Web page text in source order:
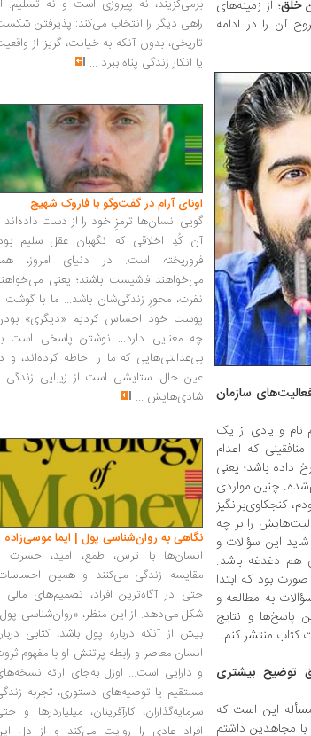
خلق؛ از زمینه‌های
آن را در ادامه
سازمان
نام و یادی از یک
که اعدام
داده باشد؛ یعنی
چنین مواردی
کنجکاوی‌برانگیز
را بر چه
این سؤالات و
هم دغدغه باشد.
بود که ابتدا
به مطالعه و
پاسخ‌ها و نتایج
کتاب منتشر کنم.
توضیح بیشتری
این است که
مجاهدین داشتم
برمی‌گزیند، نه پیروزی است و نه تسلیم.
راهی دیگر را انتخاب می‌کند: پذیرفتن
تاریخی، بدون آنکه به خیانت، گریز از
یا انکار زندگی پناه ببرد ...
اونای آرام در گفت‌وگو با فاروک شهیچ‭
گویی انسان‌ها ترمزِ خود را از دست داده‌اند
آن کُدِ اخلاقی که نگهبان عقل سلیم
فروریخته است. در دنیای امروز،
می‌خواهند فاشیست باشند؛ یعنی
نفرت، محورِ زندگی‌شان باشد... ما با گوشت
پوست خود احساس کردیم «دیگری»
چه معنایی دارد... نوشتن پاسخی است
بی‌عدالتی‌هایی که ما را احاطه کرده‌اند، و
عین حال، ستایشی است از زیبایی زندگی
شادی‌هایش ...
نگاهی به روان‌شناسی پول | ایما موسی‌زاده
انسان‌ها با ترس، طمع، امید، حسرت
مقایسه زندگی می‌کنند و همین
حتی در آگاه‌ترین افراد، تصمیم‌های مالی
شکل می‌دهد. از این منظر، «روان‌شناسی
بیش از آنکه درباره پول باشد، کتابی
انسان معاصر و رابطه پرتنش او با مفهوم
و دارایی است... اوزل به‌جای ارائه
مستقیم یا توصیه‌های دستوری، تجربه
سرمایه‌گذاران، کارآفرینان، میلیاردرها و
افراد عادی را روایت می‌کند و از دل